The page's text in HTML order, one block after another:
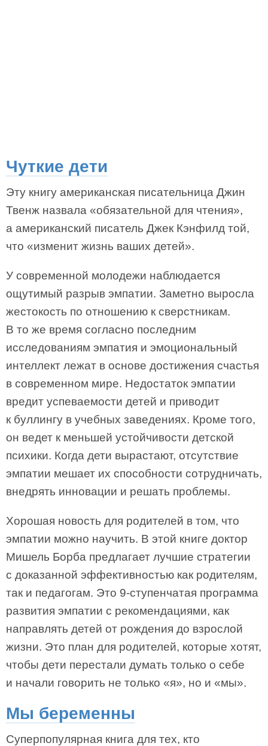
Чуткие дети
Эту книгу американская писательница Джин
Твенж назвала «обязательной для чтения»,
а американский писатель Джек Кэнфилд той,
что «изменит жизнь ваших детей».
У современной молодежи наблюдается
ощутимый разрыв эмпатии. Заметно выросла
жестокость по отношению к сверстникам.
В то же время согласно последним
исследованиям эмпатия и эмоциональный
интеллект лежат в основе достижения счастья
в современном мире. Недостаток эмпатии
вредит успеваемости детей и приводит
к буллингу в учебных заведениях. Кроме того,
он ведет к меньшей устойчивости детской
психики. Когда дети вырастают, отсутствие
эмпатии мешает их способности сотрудничать,
внедрять инновации и решать проблемы.
Хорошая новость для родителей в том, что
эмпатии можно научить. В этой книге доктор
Мишель Борба предлагает лучшие стратегии
с доказанной эффективностью как родителям,
так и педагогам. Это 9-ступенчатая программа
развития эмпатии с рекомендациями, как
направлять детей от рождения до взрослой
жизни. Это план для родителей, которые хотят,
чтобы дети перестали думать только о себе
и начали говорить не только «я», но и «мы».
Мы беременны
Суперпопулярная книга для тех, кто